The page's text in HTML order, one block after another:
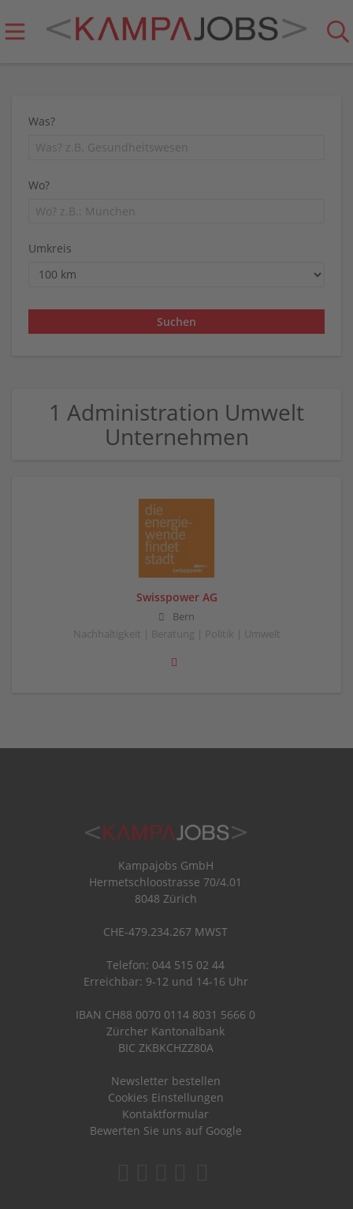
Was?
Wo?
Umkreis
1 Administration Umwelt
Unternehmen
Swisspower AG
Bern
Nachhaltigkeit | Beratung | Politik | Umwelt
Kampajobs GmbH
Hermetschloostrasse 70/4.01
8048 Zürich
CHE-479.234.267 MWST
Telefon: 044 515 02 44
Erreichbar: 9-12 und 14-16 Uhr
IBAN CH88 0070 0114 8031 5666 0
Zürcher Kantonalbank
BIC ZKBKCHZZ80A
Newsletter bestellen
Cookies Einstellungen
Kontaktformular
Bewerten Sie uns auf Google